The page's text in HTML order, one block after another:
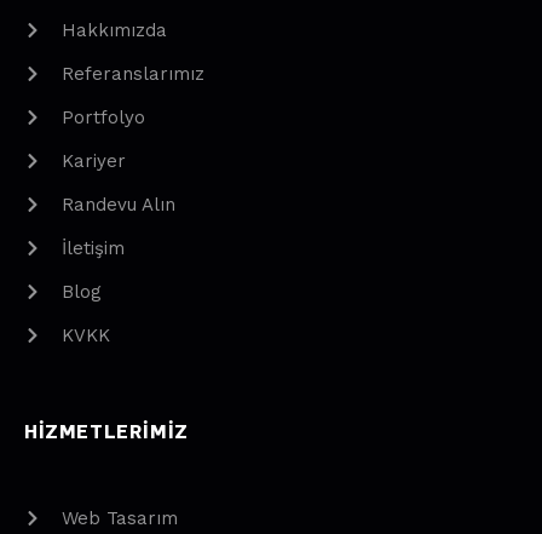
Hakkımızda
Referanslarımız
Portfolyo
Kariyer
Randevu Alın
İletişim
Blog
KVKK
HIZMETLERIMIZ
Web Tasarım